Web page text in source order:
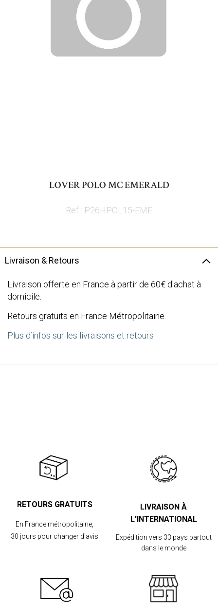
LOVER POLO MC EMERALD
Ref : P26HPOL15-EME
Livraison & Retours
Livraison offerte en France à partir de 60€ d'achat à
domicile.
Retours gratuits en France Métropolitaine.
Plus d’infos sur les livraisons et retours
RETOURS GRATUITS
En France métropolitaine,
30 jours pour changer d'avis
LIVRAISON À
L'INTERNATIONAL
Expédition vers 33 pays partout
dans le monde